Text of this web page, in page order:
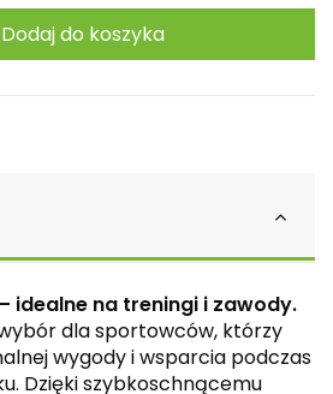
Dodaj do koszyka
idealne na treningi i zawody.
dla sportowców, którzy
wygody i wsparcia podczas
Dzięki szybkoschnącemu